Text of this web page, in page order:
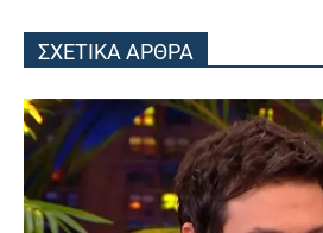
ΣΧΕΤΙΚΑ ΑΡΘΡΑ